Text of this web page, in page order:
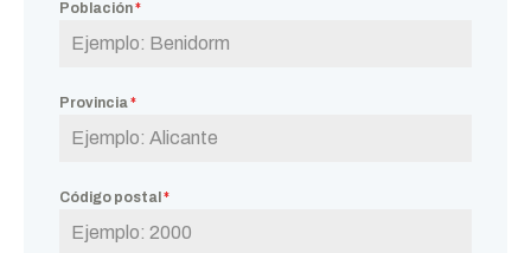
Población*
Provincia*
Código postal *